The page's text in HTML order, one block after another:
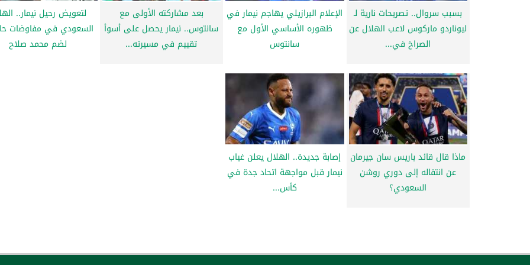
بسبب سروال.. تصريحات نارية لـ
ليوناردو ماركوس لاعب الهلال عن
الصراخ في...
الإعلام البرازيلي يهاجم نيمار في
ظهوره الأساسي الأول مع
سانتوس
بعد مشاركته الأولى مع
سانتوس.. نيمار يحصل على أسوأ
تقييم في مسيرته...
لتعويض رحيل نيمار..
السعودي في مفاوضات
لضم محمد صلاح
ماذا قال قائد باريس سان جيرمان
عن انتقاله إلى دوري روشن
السعودي؟
إصابة جديدة.. الهلال يعلن غياب
نيمار قبل مواجهة اتحاد جدة في
كأس...